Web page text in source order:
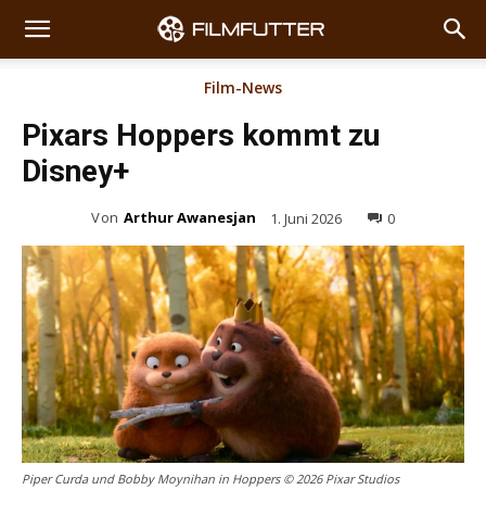
Film-News
Pixars Hoppers kommt zu
Disney+
Von Arthur Awanesjan 1. Juni 2026 0
Piper Curda und Bobby Moynihan in Hoppers © 2026 Pixar Studios